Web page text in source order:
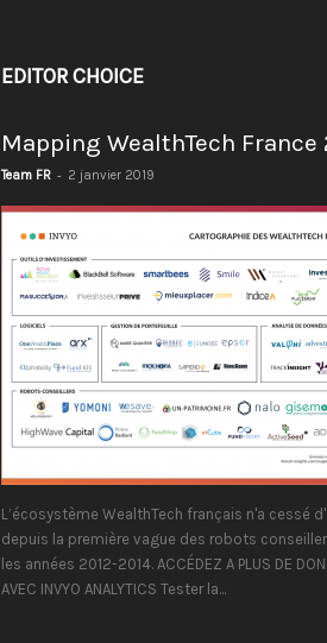
EDITOR CHOICE
Mapping WealthTech France
Team FR - 2 janvier 2019
L’écosystème WealthTech français n'a cessé
depuis la première vague des robots
les années 2012-2014. ACCÉDEZ A PLUS DE
AVEC INVYO ANALYTICS Tester la...